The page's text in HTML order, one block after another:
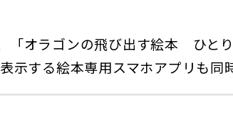
「オラゴンの飛び出す絵本 ひと
示する絵本専用スマホアプリも同
閉じる